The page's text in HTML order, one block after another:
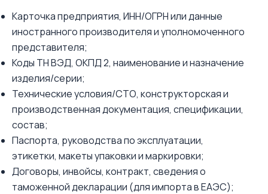
Карточка предприятия, ИНН/ОГРН или данные
иностранного производителя и уполномоченного
представителя;
Коды ТН ВЭД, ОКПД 2, наименование и назначение
изделия/серии;
Технические условия/СТО, конструкторская и
производственная документация, спецификации,
состав;
Паспорта, руководства по эксплуатации,
этикетки, макеты упаковки и маркировки;
Договоры, инвойсы, контракт, сведения о
таможенной декларации (для импорта в ЕАЭС);